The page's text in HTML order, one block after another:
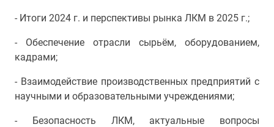
- Итоги 2024 г. и перспективы рынка ЛКМ в 2025 г.;
- Обеспечение отрасли сырьём, оборудованием,
кадрами;
- Взаимодействие производственных предприятий с
научными и образовательными учреждениями;
- Безопасность ЛКМ, актуальные вопросы